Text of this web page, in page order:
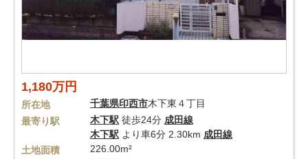
1,180万円
所在地 千葉県印西市木下東４丁目
最寄り駅
木下駅 徒歩24分 成田線
木下駅 より車6分 2.30km 成田線
土地面積
226.00m²